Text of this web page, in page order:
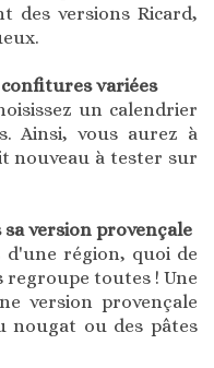
des versions Ricard,
confitures variées
un calendrier
Ainsi, vous aurez à
nouveau à tester sur
version provençale
d'une région, quoi de
toutes ! Une
version provençale
nougat ou des pâtes